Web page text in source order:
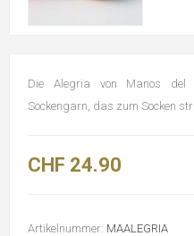
Die Alegria von Manos del
Sockengarn, das zum Socken
CHF 24.90
Artikelnummer: MAALEGRIA